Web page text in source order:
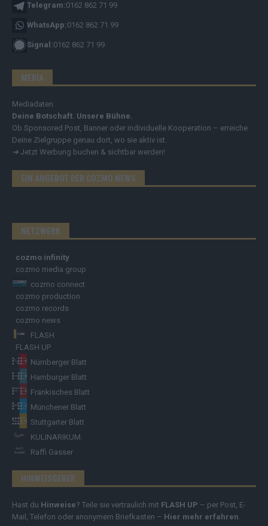
Telegram:0162 862 71 99
WhatsApp:0162 862 71 99
Signal:0162 862 71 99
MEDIA
Mediadaten
Deine Botschaft. Unsere Bühne.
Ob Sponsored Post, Banner oder individuelle Kooperation – erreiche
Deine Zielgruppe genau dort, wo sie aktiv ist.
➔ Jetzt Werbung buchen & sichtbar werden!
EIN ANGEBOT DER COZMO NEWS
NETZWERK
cozmo infinity
cozmo media group
cozmo connect
cozmo production
cozmo records
cozmo news
FLASH
FLASH UP
Nürnberger Blatt
Hamburger Blatt
Fränkisches Blatt
Münchener Blatt
Stuttgarter Blatt
KULINARIKUM.
Raffi Gasser
HINWEISGEBER
Hast du Hinweise? Teile sie vertraulich mit FLASH UP – per Post, E-
Mail, Telefon oder anonymem Briefkasten – Hier mehr erfahren